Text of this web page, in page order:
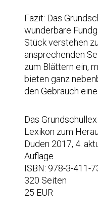
Fazit: Das
wunderbare
Stück verstehen
ansprechenden
zum Blättern ein,
bieten ganz
den Gebrauch
Das
Lexikon zum
Duden 2017, 4.
Auflage
ISBN: 978-3-411-
320 Seiten
25 EUR